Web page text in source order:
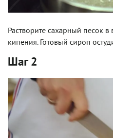
Растворите сахарный песок
кипения. Готовый сироп
Шаг 2